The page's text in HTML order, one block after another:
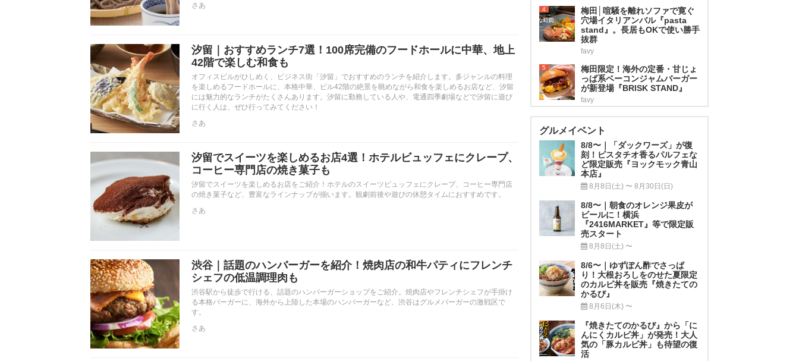
さあ
汐留｜おすすめランチ7選！100席完備のフードホールに中華、地上
42階で楽しむ和食も
オフィスビルがひしめく、ビジネス街「汐留」でおすすめのランチを紹介します。多ジャンルの料理
を楽しめるフードホールに、本格中華、ビル42階の絶景を眺めながら和食を楽しめるお店など、汐留
には魅力的なランチがたくさんあります。汐留に勤務している人や、電通四季劇場などで汐留に遊び
に行く人は、ぜひ行ってみてください！
さあ
汐留でスイーツを楽しめるお店4選！ホテルビュッフェにクレープ、
コーヒー専門店の焼き菓子も
汐留でスイーツを楽しめるお店をご紹介！ホテルのスイーツビュッフェにクレープ、コーヒー専門店
の焼き菓子など、豊富なラインナップが揃います。観劇前後や遊びの休憩タイムにおすすめです。
さあ
渋谷｜話題のハンバーガーを紹介！焼肉店の和牛パティにフレンチ
シェフの低温調理肉も
渋谷駅から徒歩で行ける、話題のハンバーガーショップをご紹介。焼肉店やフレンチシェフが手掛け
る本格バーガーに、海外から上陸した本場のハンバーガーなど、渋谷はグルメバーガーの激戦区で
す。
さあ
4
梅田│喧騒を離れソファで寛ぐ
穴場イタリアンバル『pasta
stand』。長居もOKで使い勝手
抜群
favy
5
梅田限定！海外の定番・甘じょ
っぱ系ベーコンジャムバーガー
が新登場『BRISK STAND』
favy
グルメイベント
8/8〜｜「ダックワーズ」が復
刻！ピスタチオ香るパルフェな
ど限定販売『ヨックモック青山
本店』
8月8日(土) 〜 8月30日(日)
8/8〜｜朝食のオレンジ果皮が
ビールに！横浜
『2416MARKET』等で限定販
売スタート
8月8日(土) 〜
8/6〜｜ゆずぽん酢でさっぱ
り！大根おろしをのせた夏限定
のカルビ丼を販売『焼きたての
かるび』
8月6日(木) 〜
『焼きたてのかるび』から「に
んにくカルビ丼」が発売！大人
気の「豚カルビ丼」も待望の復
活